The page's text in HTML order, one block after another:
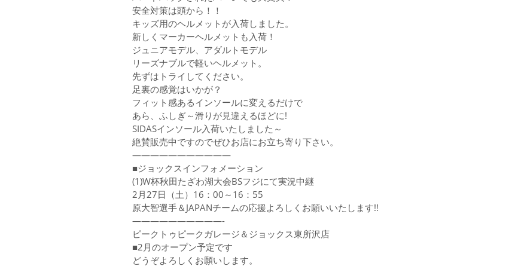
安全対策は頭から！！
キッズ用のヘルメットが入荷しました。
新しくマーカーヘルメットも入荷！
ジュニアモデル、アダルトモデル
リーズナブルで軽いヘルメット。
先ずはトライしてください。
足裏の感覚はいかが？
フィット感あるインソールに変えるだけで
あら、ふしぎ～滑りが見違えるほどに!
SIDASインソール入荷いたしました～
絶賛販売中ですのでぜひお店にお立ち寄り下さい。
———————————
■ジョックスインフォメーション
(1)W杯秋田たざわ湖大会BSフジにて実況中継
2月27日（土）16：00～16：55
原大智選手＆JAPANチームの応援よろしくお願いいたします!!
——————————-
ピークトゥピークガレージ＆ジョックス東所沢店
■2月のオープン予定です
どうぞよろしくお願いします。